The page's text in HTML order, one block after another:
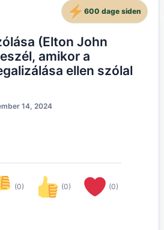
(Elton John
amikor a
ellen szólal
14, 2024
(0) (0) (0)
600 dage siden